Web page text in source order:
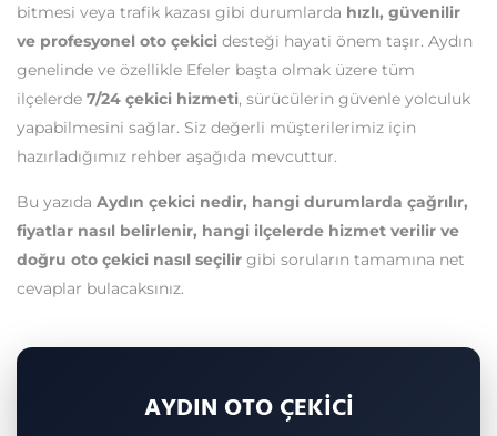
bitmesi veya trafik kazası gibi durumlarda hızlı, güvenilir
ve profesyonel oto çekici desteği hayati önem taşır. Aydın
genelinde ve özellikle Efeler başta olmak üzere tüm
ilçelerde 7/24 çekici hizmeti, sürücülerin güvenle yolculuk
yapabilmesini sağlar. Siz değerli müşterilerimiz için
hazırladığımız rehber aşağıda mevcuttur.
Bu yazıda Aydın çekici nedir, hangi durumlarda çağrılır,
fiyatlar nasıl belirlenir, hangi ilçelerde hizmet verilir ve
doğru oto çekici nasıl seçilir gibi soruların tamamına net
cevaplar bulacaksınız.
AYDIN OTO ÇEKİCİ